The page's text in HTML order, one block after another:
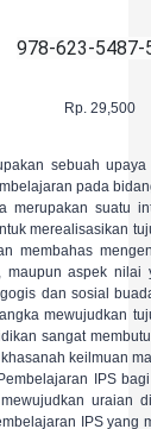
978-623-5487-
Rp. 29,500
sebuah
pada
merupakan suatu
merealisasikan
membahas
maupun aspek
dan sosial
mewujudkan
sangat
keilmuan
IPS
uraian
IPS yang